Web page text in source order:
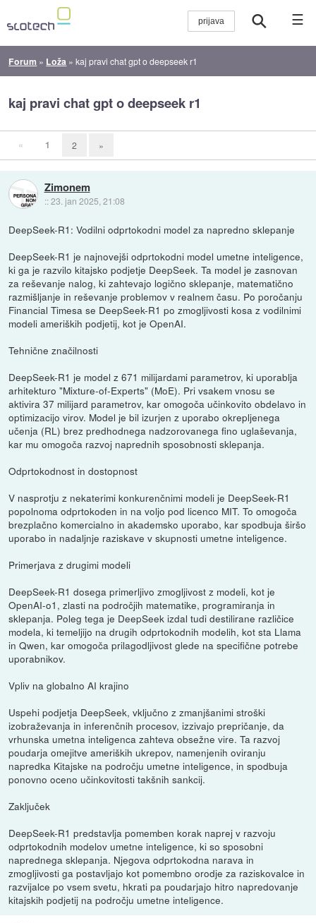
☰
Forum » Loža »kaj pravi chat gpt o deepseek r1
kaj pravi chat gpt o deepseek r1
« 1 2 »
Zimonem
::23. jan 2025, 21:08
DeepSeek-R1: Vodilni odprtokodni model za napredno sklepanje
DeepSeek-R1 je najnovejši odprtokodni model umetne inteligence,
ki ga je razvilo kitajsko podjetje DeepSeek. Ta model je zasnovan
za reševanje nalog, ki zahtevajo logično sklepanje, matematično
razmišljanje in reševanje problemov v realnem času. Po poročanju
Financial Timesa se DeepSeek-R1 po zmogljivosti kosa z vodilnimi
modeli ameriških podjetij, kot je OpenAI.
Tehnične značilnosti
DeepSeek-R1 je model z 671 milijardami parametrov, ki uporablja
arhitekturo "Mixture-of-Experts" (MoE). Pri vsakem vnosu se
aktivira 37 milijard parametrov, kar omogoča učinkovito obdelavo in
optimizacijo virov. Model je bil izurjen z uporabo okrepljenega
učenja (RL) brez predhodnega nadzorovanega fino uglaševanja,
kar mu omogoča razvoj naprednih sposobnosti sklepanja.
Odprtokodnost in dostopnost
V nasprotju z nekaterimi konkurenčnimi modeli je DeepSeek-R1
popolnoma odprtokoden in na voljo pod licenco MIT. To omogoča
brezplačno komercialno in akademsko uporabo, kar spodbuja širšo
uporabo in nadaljnje raziskave v skupnosti umetne inteligence.
Primerjava z drugimi modeli
DeepSeek-R1 dosega primerljivo zmogljivost z modeli, kot je
OpenAI-o1, zlasti na področjih matematike, programiranja in
sklepanja. Poleg tega je DeepSeek izdal tudi destilirane različice
modela, ki temeljijo na drugih odprtokodnih modelih, kot sta Llama
in Qwen, kar omogoča prilagodljivost glede na specifične potrebe
uporabnikov.
Vpliv na globalno AI krajino
Uspehi podjetja DeepSeek, vključno z zmanjšanimi stroški
izobraževanja in inferenčnih procesov, izzivajo prepričanje, da
vrhunska umetna inteligenca zahteva obsežne vire. Ta razvoj
poudarja omejitve ameriških ukrepov, namenjenih oviranju
napredka Kitajske na področju umetne inteligence, in spodbuja
ponovno oceno učinkovitosti takšnih sankcij.
Zaključek
DeepSeek-R1 predstavlja pomemben korak naprej v razvoju
odprtokodnih modelov umetne inteligence, ki so sposobni
naprednega sklepanja. Njegova odprtokodna narava in
zmogljivosti ga postavljajo kot pomembno orodje za raziskovalce in
razvijalce po vsem svetu, hkrati pa poudarjajo hitro napredovanje
kitajskih podjetij na področju umetne inteligence.